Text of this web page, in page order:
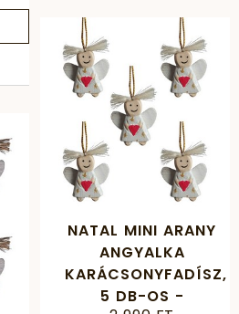
NATAL MINI ARANY
ANGYALKA
KARÁCSONYFADÍSZ,
5 DB-OS -